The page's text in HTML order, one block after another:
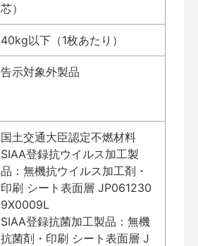
芯）
40kg以下（1枚あたり）
告示対象外製品
国土交通大臣認定不燃材料
SIAA登録抗ウイルス加工製
品：無機抗ウイルス加工剤・
印刷 シート表面層 JP061230
9X0009L
SIAA登録抗菌加工製品：無機
抗菌剤・印刷 シート表面層 J